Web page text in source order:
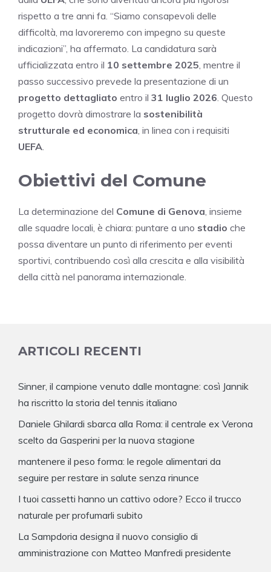
rispetto a tre anni fa. “Siamo consapevoli delle
difficoltà, ma lavoreremo con impegno su queste
indicazioni”, ha affermato. La candidatura sarà
ufficializzata entro il 10 settembre 2025 , mentre il
passo successivo prevede la presentazione di un
progetto dettagliato entro il 31 luglio 2026 . Questo
progetto dovrà dimostrare la sostenibilità
strutturale ed economica , in linea con i requisiti
UEFA
Obiettivi del Comune
La determinazione del Comune di Genova , insieme
alle squadre locali, è chiara: puntare a uno stadio che
possa diventare un punto di riferimento per eventi
sportivi, contribuendo così alla crescita e alla visibilità
della città nel panorama internazionale.
ARTICOLI RECENTI
Sinner, il campione venuto dalle montagne: così Jannik
ha riscritto la storia del tennis italiano
Daniele Ghilardi sbarca alla Roma: il centrale ex Verona
scelto da Gasperini per la nuova stagione
mantenere il peso forma: le regole alimentari da
seguire per restare in salute senza rinunce
I tuoi cassetti hanno un cattivo odore? Ecco il trucco
naturale per profumarli subito
La Sampdoria designa il nuovo consiglio di
amministrazione con Matteo Manfredi presidente